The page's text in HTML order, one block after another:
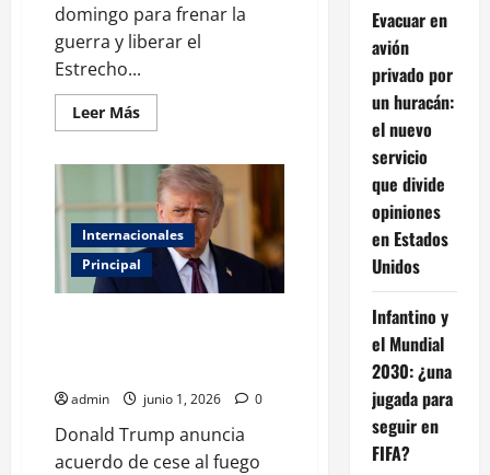
domingo para frenar la
guerra y liberar el
Estrecho...
Leer MásLeer
más
EU
Irán
firmarán
acuerdo
virtual
para
poner
fin
Internacionales
Principal
admin junio 1, 2026 0
Donald Trump anuncia
acuerdo de cese al fuego
Evacuar en
avión
privado por
un huracán:
el nuevo
servicio
que divide
opiniones
en Estados
Unidos
Infantino y
el Mundial
2030: ¿una
jugada para
seguir en
FIFA?